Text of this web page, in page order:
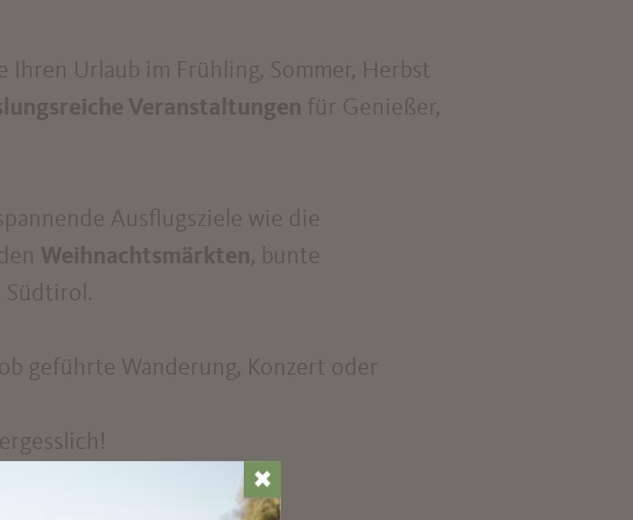
Ihren Urlaub im Frühling, Sommer, Herbst
Veranstaltungen für Genießer,
Ausflugsziele wie die
Weihnachtsmärkten, bunte
Südtirol.
geführte Wanderung, Konzert oder
✖